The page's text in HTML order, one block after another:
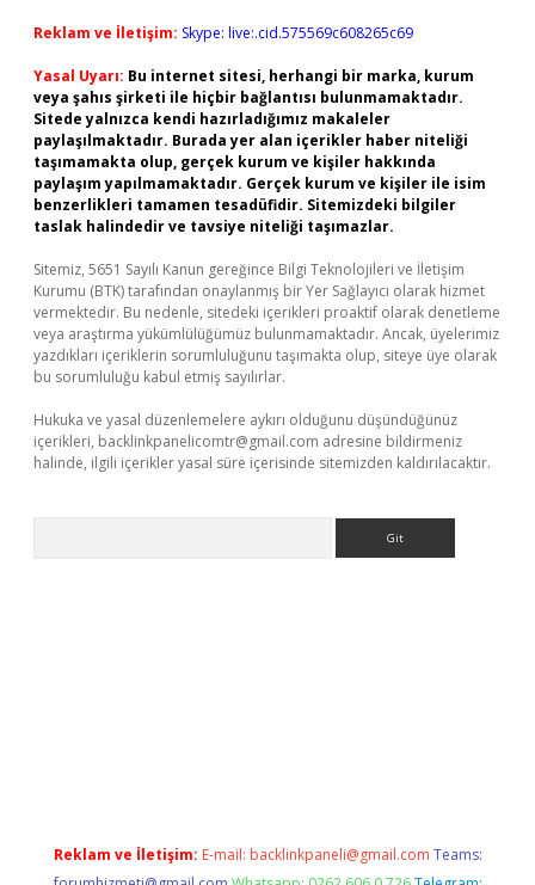
Reklam ve İletişim: Skype: live:.cid.575569c608265c69
Yasal Uyarı: Bu internet sitesi, herhangi bir marka, kurum
veya şahıs şirketi ile hiçbir bağlantısı bulunmamaktadır.
Sitede yalnızca kendi hazırladığımız makaleler
paylaşılmaktadır. Burada yer alan içerikler haber niteliği
taşımamakta olup, gerçek kurum ve kişiler hakkında
paylaşım yapılmamaktadır. Gerçek kurum ve kişiler ile isim
benzerlikleri tamamen tesadüfidir. Sitemizdeki bilgiler
taslak halindedir ve tavsiye niteliği taşımazlar.
Sitemiz, 5651 Sayılı Kanun gereğince Bilgi Teknolojileri ve İletişim
Kurumu (BTK) tarafından onaylanmış bir Yer Sağlayıcı olarak hizmet
vermektedir. Bu nedenle, sitedeki içerikleri proaktif olarak denetleme
veya araştırma yükümlülüğümüz bulunmamaktadır. Ancak, üyelerimiz
yazdıkları içeriklerin sorumluluğunu taşımakta olup, siteye üye olarak
bu sorumluluğu kabul etmiş sayılırlar.
Hukuka ve yasal düzenlemelere aykırı olduğunu düşündüğünüz
içerikleri, backlinkpanelicomtr@gmail.com adresine bildirmeniz
halinde, ilgili içerikler yasal süre içerisinde sitemizden kaldırılacaktır.
Reklam ve İletişim: E-mail: backlinkpaneli@gmail.com Teams: